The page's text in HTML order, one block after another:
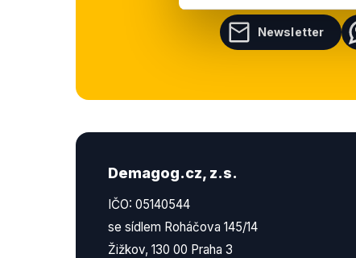
Newsletter
Demagog.cz, z.s.
IČO: 05140544
se sídlem Roháčova 145/14
Žižkov, 130 00 Praha 3